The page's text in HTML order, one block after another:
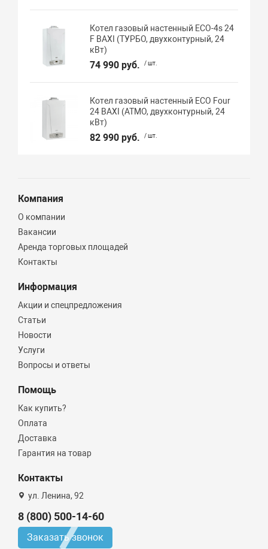
Котел газовый настенный ECO-4s 24
F BAXI (ТУРБО, двухконтурный, 24
кВт)
74 990 руб. / шт.
Котел газовый настенный ECO Four
24 BAXI (АТМО, двухконтурный, 24
кВт)
82 990 руб. / шт.
Компания
О компании
Вакансии
Аренда торговых площадей
Контакты
Информация
Акции и спецпредложения
Статьи
Новости
Услуги
Вопросы и ответы
Помощь
Как купить?
Оплата
Доставка
Гарантия на товар
Контакты
ул. Ленина, 92
8 (800) 500-14-60
Заказать звонок